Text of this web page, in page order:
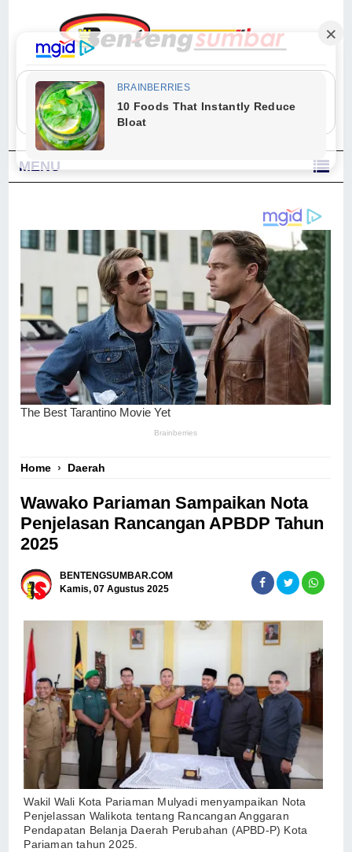
"Sesungguhnya Allah dan para malaikat-Nya berselawat untuk Nabi.
Wahai orang-orang yang beriman, berselawatlah kamu untuk Nabi dan
ucapkanlah salam dengan penuh penghormatan kepadanya." (Qs. Al
Ahzab Ayat 56)
MENU
Home › Daerah
Wawako Pariaman Sampaikan Nota
Penjelasan Rancangan APBDP Tahun
2025
BENTENGSUMBAR.COM
Kamis, 07 Agustus 2025
Wakil Wali Kota Pariaman Mulyadi menyampaikan Nota
Penjelassan Walikota tentang Rancangan Anggaran
Pendapatan Belanja Daerah Perubahan (APBD-P) Kota
Pariaman tahun 2025.